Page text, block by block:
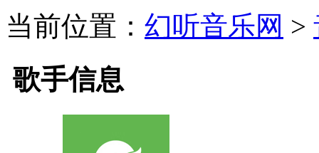
当前位置： 幻听音乐网 >
歌手信息